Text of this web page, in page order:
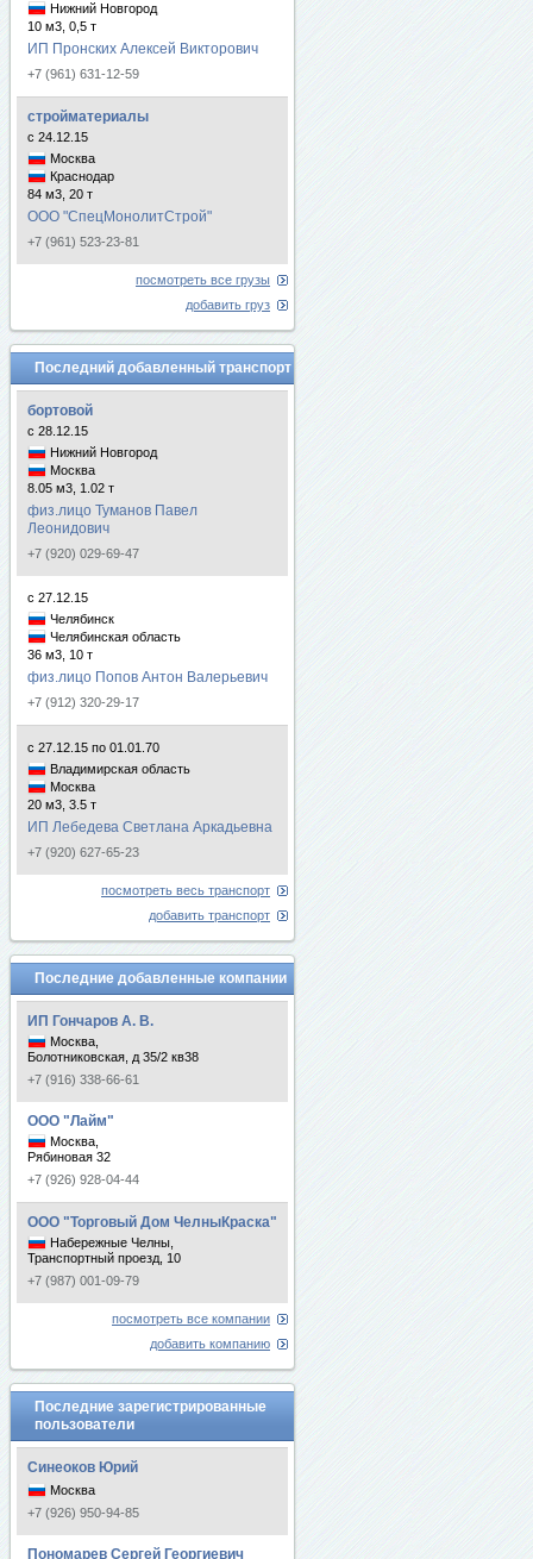
Нижний Новгород
10 м3, 0,5 т
ИП Пронских Алексей Викторович
+7 (961) 631-12-59
стройматериалы
с 24.12.15
Москва
Краснодар
84 м3, 20 т
ООО "СпецМонолитСтрой"
+7 (961) 523-23-81
посмотреть все грузы
добавить груз
Последний добавленный транспорт
бортовой
с 28.12.15
Нижний Новгород
Москва
8.05 м3, 1.02 т
физ.лицо Туманов Павел
Леонидович
+7 (920) 029-69-47
с 27.12.15
Челябинск
Челябинская область
36 м3, 10 т
физ.лицо Попов Антон Валерьевич
+7 (912) 320-29-17
с 27.12.15 по 01.01.70
Владимирская область
Москва
20 м3, 3.5 т
ИП Лебедева Светлана Аркадьевна
+7 (920) 627-65-23
посмотреть весь транспорт
добавить транспорт
Последние добавленные компании
ИП Гончаров А. В.
Москва,
Болотниковская, д 35/2 кв38
+7 (916) 338-66-61
ООО "Лайм"
Москва,
Рябиновая 32
+7 (926) 928-04-44
ООО "Торговый Дом ЧелныКраска"
Набережные Челны,
Транспортный проезд, 10
+7 (987) 001-09-79
посмотреть все компании
добавить компанию
Последние зарегистрированные
пользователи
Синеоков Юрий
Москва
+7 (926) 950-94-85
Пономарев Сергей Георгиевич